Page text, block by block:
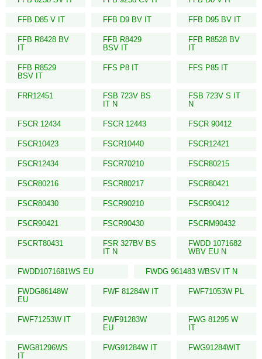
FFB D85 V IT FFB D9 BV IT FFB D95 BV IT
FFB R8428 BV
IT
FFB R8429
BSV IT
FFB R8528 BV
IT
FFB R8529
BSV IT
FFS P8 IT FFS P85 IT
FRR12451
FSB 723V BS
IT N
FSB 723V S IT
N
FSCR 12434 FSCR 12443 FSCR 90412
FSCR10423 FSCR10440 FSCR12421
FSCR12434 FSCR70210 FSCR80215
FSCR80216 FSCR80217 FSCR80421
FSCR80430 FSCR90210 FSCR90412
FSCR90421 FSCR90430 FSCRM90432
FSCRT80431
FSR 327BV BS
IT N
FWDD 1071682
WBV EU N
FWDD1071681WS EU FWDG 961483 WBSV IT N
FWDG86148W
EU
FWF 81284W IT FWF71053W PL
FWF71253W IT
FWF91283W
EU
FWG 81295 W
IT
FWG81296WS
IT
FWG91284W IT FWG91284WIT